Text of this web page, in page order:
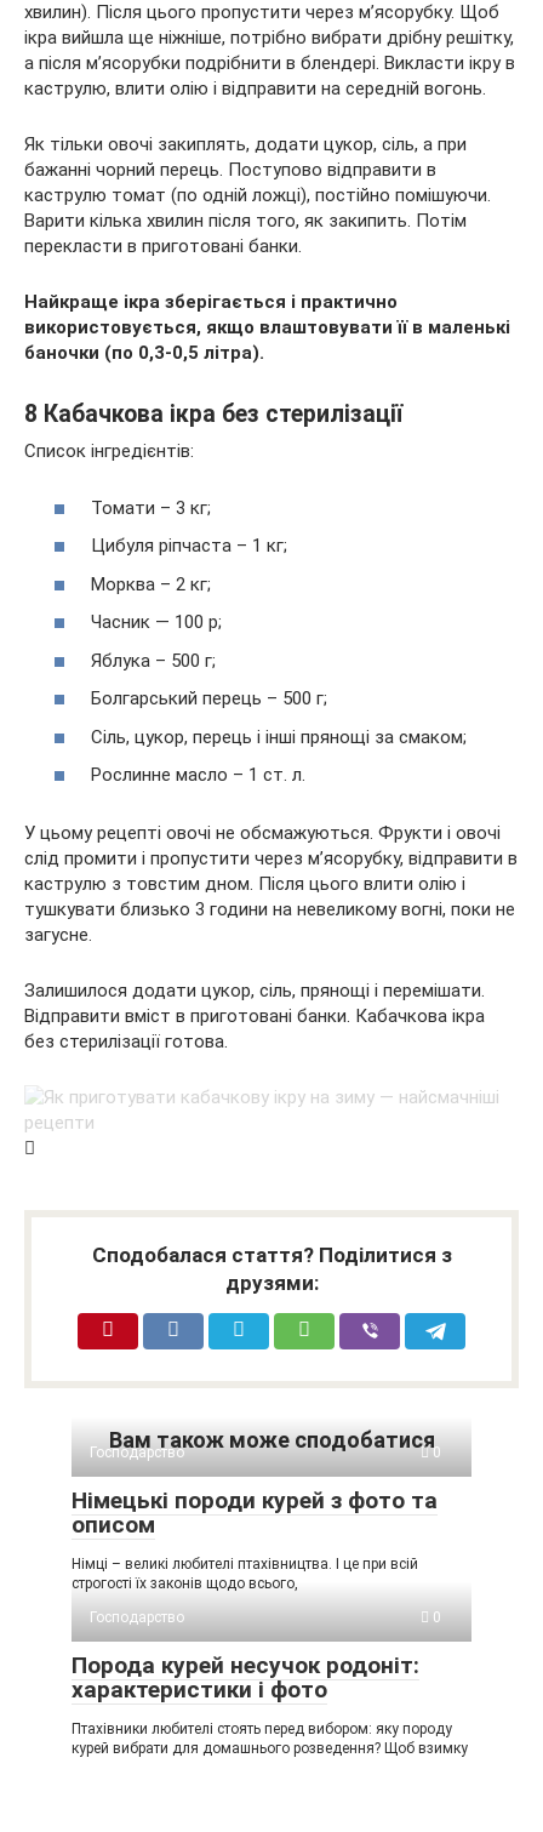
хвилин). Після цього пропустити через м’ясорубку. Щоб
ікра вийшла ще ніжніше, потрібно вибрати дрібну решітку,
а після м’ясорубки подрібнити в блендері. Викласти ікру в
каструлю, влити олію і відправити на середній вогонь.
Як тільки овочі закиплять, додати цукор, сіль, а при
бажанні чорний перець. Поступово відправити в
каструлю томат (по одній ложці), постійно помішуючи.
Варити кілька хвилин після того, як закипить. Потім
перекласти в приготовані банки.
Найкраще ікра зберігається і практично
використовується, якщо влаштовувати її в маленькі
баночки (по 0,3-0,5 літра).
8 Кабачкова ікра без стерилізації
Список інгредієнтів:
Томати – 3 кг;
Цибуля ріпчаста – 1 кг;
Морква – 2 кг;
Часник — 100 р;
Яблука – 500 г;
Болгарський перець – 500 г;
Сіль, цукор, перець і інші прянощі за смаком;
Рослинне масло – 1 ст. л.
У цьому рецепті овочі не обсмажуються. Фрукти і овочі
слід промити і пропустити через м’ясорубку, відправити в
каструлю з товстим дном. Після цього влити олію і
тушкувати близько 3 години на невеликому вогні, поки не
загусне.
Залишилося додати цукор, сіль, прянощі і перемішати.
Відправити вміст в приготовані банки. Кабачкова ікра
без стерилізації готова.
Сподобалася стаття? Поділитися з
друзями:
Вам також може сподобатися
Господарство 0
Німецькі породи курей з фото та
описом
Німці – великі любителі птахівництва. І це при всій
строгості їх законів щодо всього,
Господарство
0
Порода курей несучок родоніт:
характеристики і фото
Птахівники любителі стоять перед вибором: яку породу
курей вибрати для домашнього розведення? Щоб взимку